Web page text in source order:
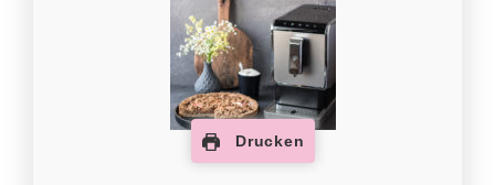
Drucken